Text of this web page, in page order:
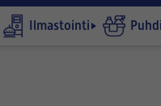
Ilmastointi